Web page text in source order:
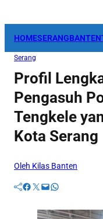
HOMESERANGBANTEN
Serang
Profil
Pengasuh
Tengkele
Kota Serang
Oleh Kilas Banten
Facebook Twitter Mail WhatsApp